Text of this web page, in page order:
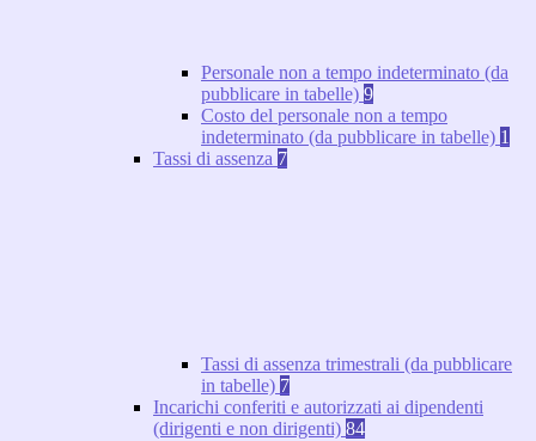
Personale non a tempo indeterminato (da
pubblicare in tabelle) 9
Costo del personale non a tempo
indeterminato (da pubblicare in tabelle) 1
Tassi di assenza 7
Tassi di assenza trimestrali (da pubblicare
in tabelle) 7
Incarichi conferiti e autorizzati ai dipendenti
(dirigenti e non dirigenti) 84